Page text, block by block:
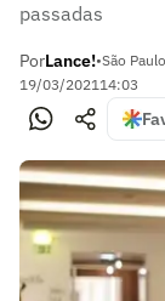
passadas
PorLance!•São
19/03/202114:03